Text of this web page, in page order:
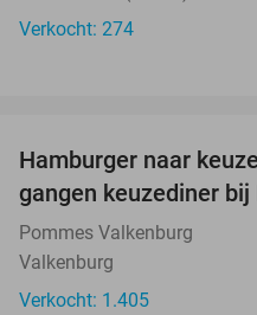
Verkocht: 274
Hamburger naar
gangen keuzediner
Pommes Valkenburg
Valkenburg
Verkocht: 1.405